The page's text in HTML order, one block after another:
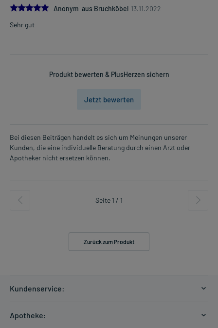
5.0Anonym aus Bruchköbel 13.11.2022
Sehr gut
Produkt bewerten & PlusHerzen sichern
Jetzt bewerten
Bei diesen Beiträgen handelt es sich um Meinungen unserer
Kunden, die eine individuelle Beratung durch einen Arzt oder
Apotheker nicht ersetzen können.
Seite 1 / 1
Zurück zum Produkt
Kundenservice:
Zahlungsarten
Apotheke: